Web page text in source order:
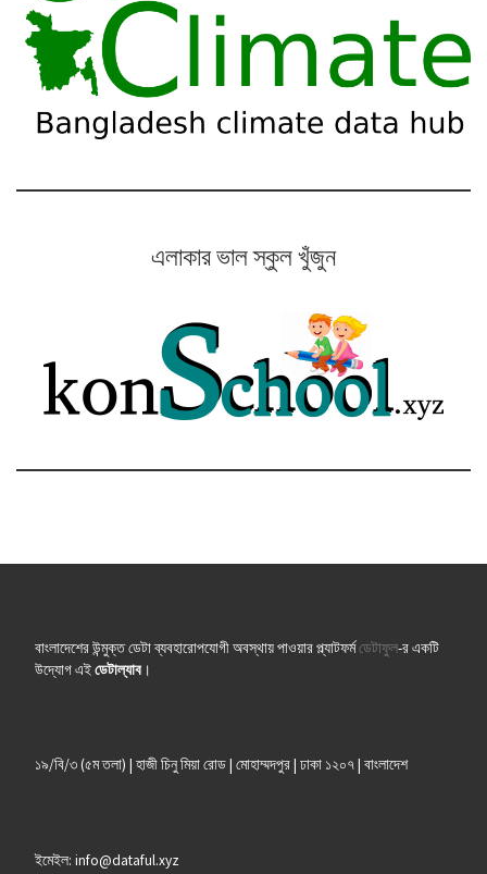
এলাকার ভাল স্কুল খুঁজুন
বাংলাদেশের উন্মুক্ত ডেটা ব্যবহারোপযোগী অবস্থায় পাওয়ার প্ল্যাটফর্মডেটাফুল-র একটি
উদ্যোগ এইডেটাল্যাব।
১৯/বি/৩ (৫ম তলা) | হাজী চিনু মিয়া রোড | মোহাম্মদপুর | ঢাকা ১২০৭ | বাংলাদেশ
ইমেইল: info@dataful.xyz